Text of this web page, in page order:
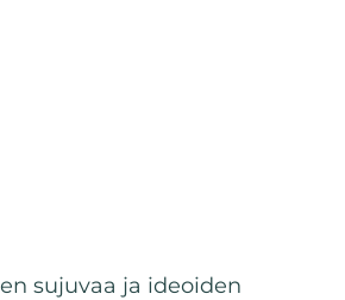
sujuvaa ja ideoiden